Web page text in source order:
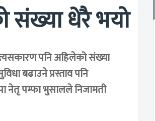
संख्या धेरै भयो
पनि अहिलेको संख्या
बढाउने प्रस्ताव पनि
नेतृ पम्फा भुसालले निजामती